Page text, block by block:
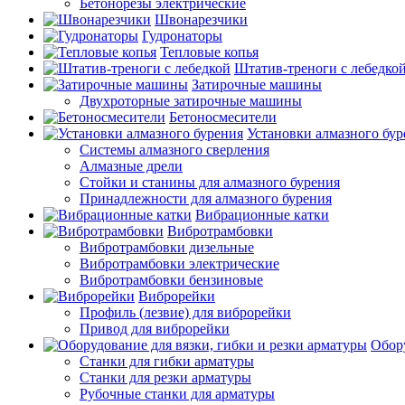
Бетонорезы электрические
Швонарезчики
Гудронаторы
Тепловые копья
Штатив-треноги с лебедкой
Затирочные машины
Двухроторные затирочные машины
Бетоносмесители
Установки алмазного
Системы алмазного сверления
Алмазные дрели
Стойки и станины для алмазного бурения
Принадлежности для алмазного бурения
Вибрационные катки
Вибротрамбовки
Вибротрамбовки дизельные
Вибротрамбовки электрические
Вибротрамбовки бензиновые
Виброрейки
Профиль (лезвие) для виброрейки
Привод для виброрейки
Станки для гибки арматуры
Станки для резки арматуры
Рубочные станки для арматуры